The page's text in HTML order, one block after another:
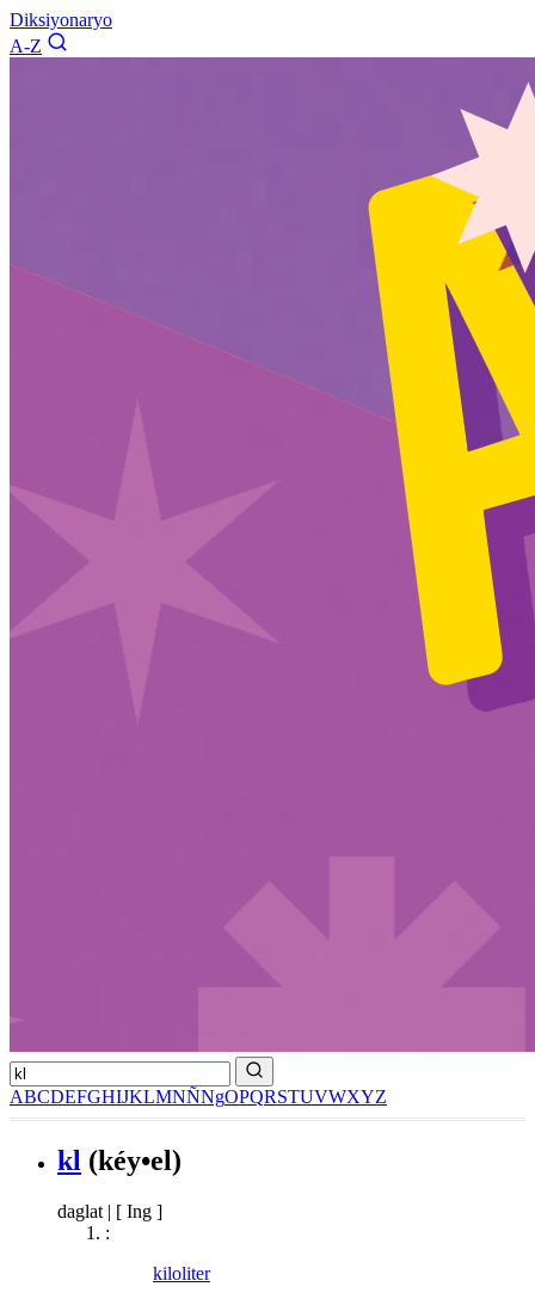
Diksiyonaryo
A-Z
ABCDEFGHIJKLMNÑNgOPQRSTUVWXYZ
kl (kéy•el)
daglat | [ Ing ]
:
kiloliter